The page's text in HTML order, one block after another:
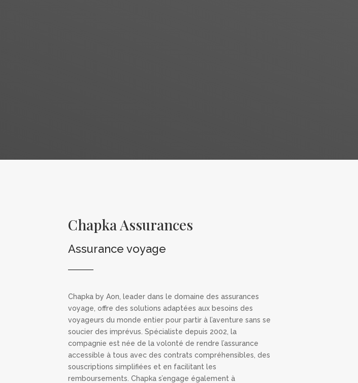
Chapka Assurances
Assurance voyage
Chapka by Aon, leader dans le domaine des assurances
voyage, offre des solutions adaptées aux besoins des
voyageurs du monde entier pour partir à l’aventure sans se
soucier des imprévus. Spécialiste depuis 2002, la
compagnie est née de la volonté de rendre l’assurance
accessible à tous avec des contrats compréhensibles, des
souscriptions simplifiées et en facilitant les
remboursements. Chapka s’engage également à